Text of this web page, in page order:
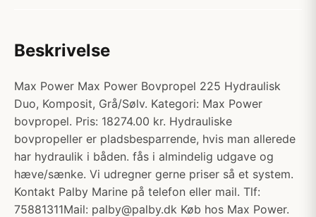
Beskrivelse
Max Power Max Power Bovpropel 225 Hydraulisk
Duo, Komposit, Grå/Sølv. Kategori: Max Power
bovpropel. Pris: 18274.00 kr. Hydrauliske
bovpropeller er pladsbesparrende, hvis man allerede
har hydraulik i båden. fås i almindelig udgave og
hæve/sænke. Vi udregner gerne priser så et system.
Kontakt Palby Marine på telefon eller mail. Tlf:
75881311Mail: palby@palby.dk Køb hos Max Power.